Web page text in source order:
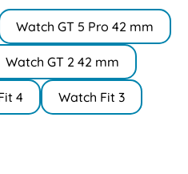
Watch GT 5 Pro 42 mm
Watch GT 2 42 mm
4 Watch Fit 3